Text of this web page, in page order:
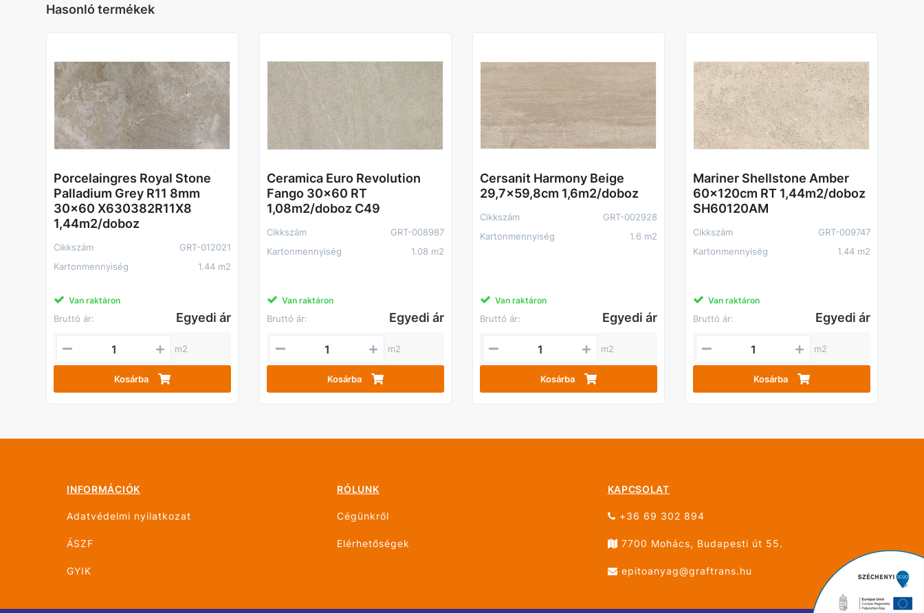
Hasonló termékek
Porcelaingres Royal Stone
Palladium Grey R11 8mm
30x60 X630382R11X8
1,44m2/doboz
Cikkszám
GRT-012021
Kartonmennyiség
1.44 m2
Van raktáron
Bruttó ár: Egyedi ár
m2
Kosárba
Ceramica Euro Revolution
Fango 30x60 RT
1,08m2/doboz C49
Cikkszám
GRT-008987
Kartonmennyiség
1.08 m2
Van raktáron
Bruttó ár: Egyedi ár
m2
Kosárba
Cersanit Harmony Beige
29,7x59,8cm 1,6m2/doboz
Cikkszám
GRT-002928
Kartonmennyiség
1.6 m2
Van raktáron
Bruttó ár: Egyedi ár
m2
Kosárba
Mariner Shellstone Amber
60x120cm RT 1,44m2/doboz
SH60120AM
Cikkszám
GRT-009747
Kartonmennyiség
1.44 m2
Van raktáron
Bruttó ár: Egyedi ár
m2
Kosárba
INFORMÁCIÓK
Adatvédelmi nyilatkozat
ÁSZF
GYIK
RÓLUNK
Cégünkről
Elérhetőségek
KAPCSOLAT
+36 69 302 894
7700 Mohács, Budapesti út 55.
epitoanyag@graftrans.hu